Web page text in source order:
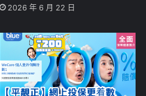
2026 年 6 月 22 日